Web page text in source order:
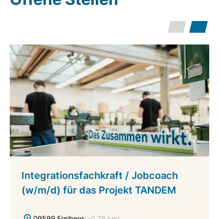
Betreuungssetting, stellt eine Erweiterung zu unserem
Angebot des „Jugendwohnens“ in Freiberg dar.
Weiterhin ist das „Trainingswohnen“ in den
Räumlichkeiten derCJD Mädchenwohngemeinschaft
Teil unseres Leistungsangebotes.
Integrationsfachkraft / Jobcoach
(w/m/d) für das Projekt TANDEM